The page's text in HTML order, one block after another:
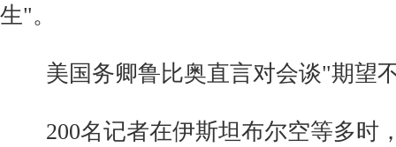
生"。
美国务卿鲁比奥直言对会谈"期望
200名记者在伊斯坦布尔空等多时